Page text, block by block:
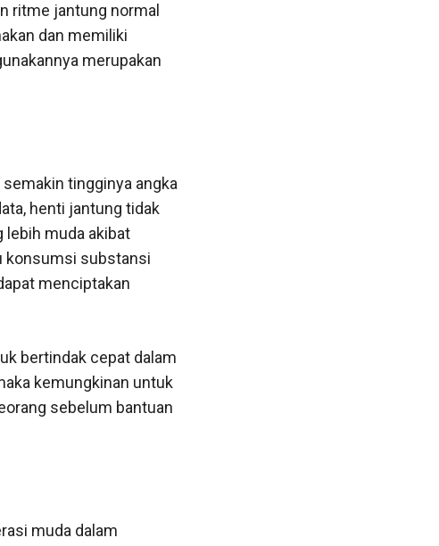
ritme jantung normal
dan memiliki
merupakan
tingginya angka
henti jantung tidak
lebih muda akibat
konsumsi substansi
menciptakan
bertindak cepat dalam
kemungkinan untuk
sebelum bantuan
muda dalam